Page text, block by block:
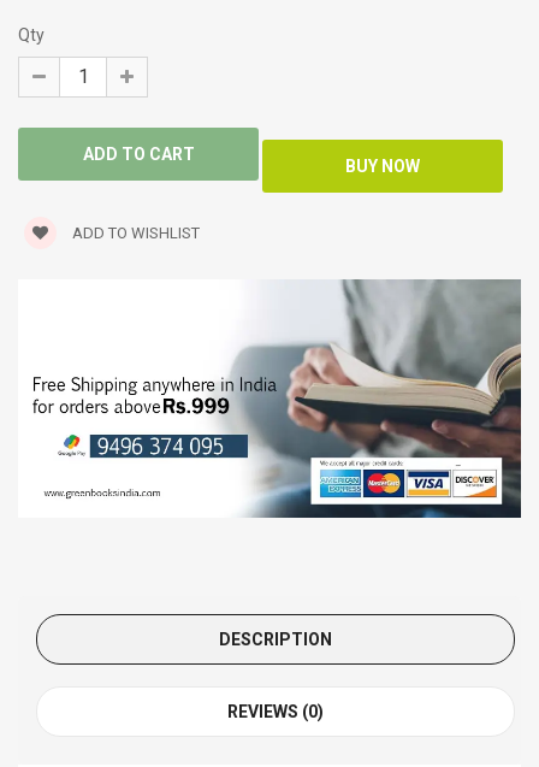
Qty
ADD TO WISHLIST
DESCRIPTION
REVIEWS (0)